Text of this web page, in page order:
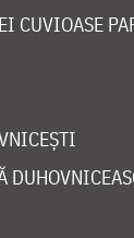
CUVIOASE